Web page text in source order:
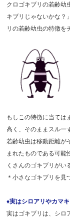
クロゴキブリの若齢幼
キブリじゃないかな？
リの若齢幼虫の特徴を
もしこの特徴に当ては
高く、そのままスルー
若齢幼虫は移動距離が
まれたものである可能
くさんのゴキブリがい
＊小さなゴキブリを見
♦実はシロアリやカマ
実はゴキブリは、シロ